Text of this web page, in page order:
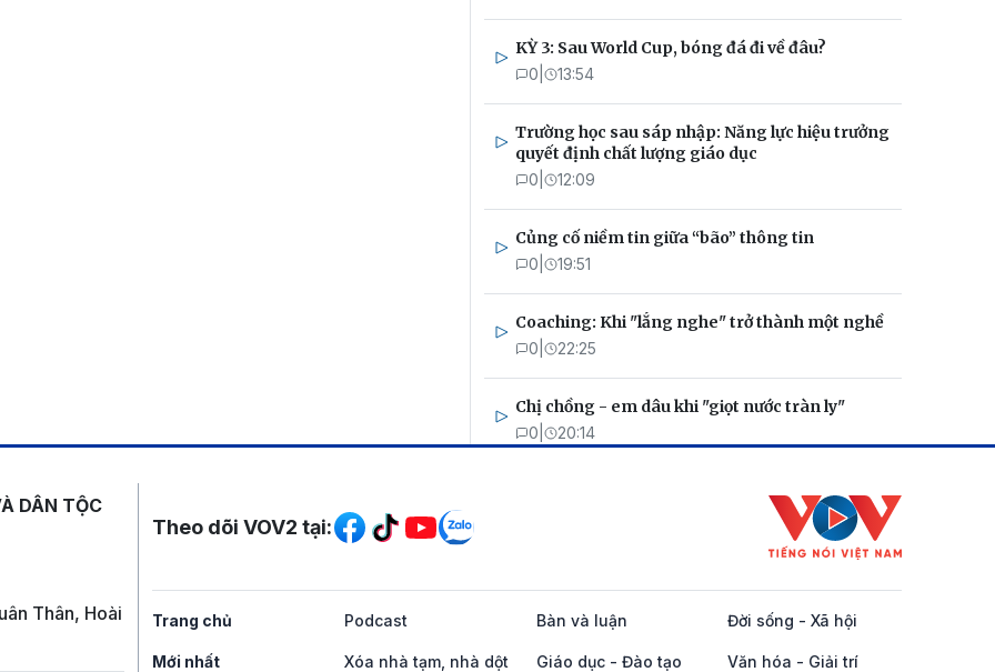
KỲ 3: Sau World Cup, bóng đá đi về đâu?
0 13:54
Trường học sau sáp nhập: Năng lực hiệu trưởng
quyết định chất lượng giáo dục
0 12:09
Củng cố niềm tin giữa “bão” thông tin
0 19:51
Coaching: Khi "lắng nghe" trở thành một nghề
0 22:25
Chị chồng - em dâu khi "giọt nước tràn ly"
0 20:14
DÂN TỘC
Thân, Hoài
Mạng xã hội
Theo dõi VOV2 tại:
Trang chủ
Mới nhất
Podcast Bàn và luận Đời sống - Xã hội
Xóa nhà tạm, nhà dột Giáo dục - Đào tạo Văn hóa - Giải trí